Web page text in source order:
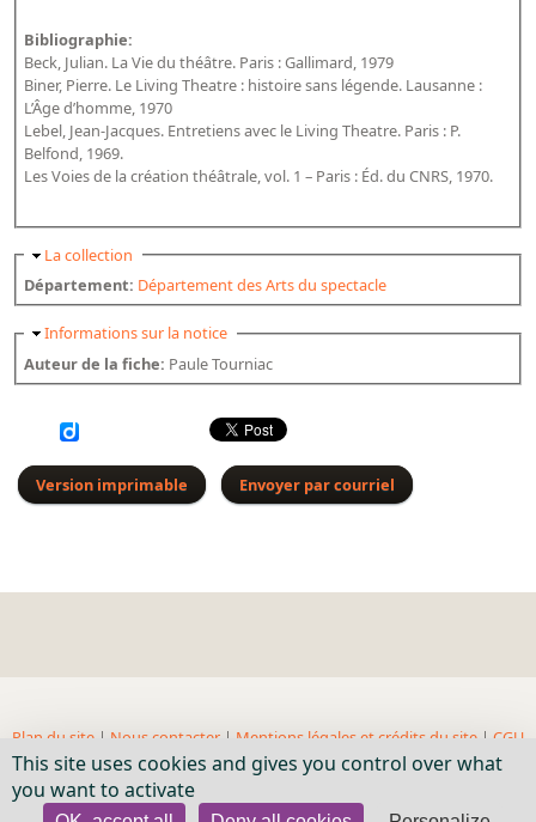
Fournir un témoignage et/ou un document
Bibliographie:
Beck, Julian. La Vie du théâtre. Paris : Gallimard, 1979
Biner, Pierre. Le Living Theatre : histoire sans légende. Lausanne :
L’Âge d’homme, 1970
Lebel, Jean-Jacques. Entretiens avec le Living Theatre. Paris : P.
Belfond, 1969.
Les Voies de la création théâtrale, vol. 1 – Paris : Éd. du CNRS, 1970.
Masquer
La collection
Département: Département des Arts du spectacle
Masquer
Informations sur la notice
Auteur de la fiche: Paule Tourniac
Version imprimable Envoyer par courriel
Plan du site | Nous contacter | Mentions légales et crédits du site | CGU
| BnF, 2018- ...
This site uses cookies and gives you control over what
you want to activate